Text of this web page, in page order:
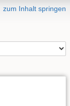
zum Inhalt springen